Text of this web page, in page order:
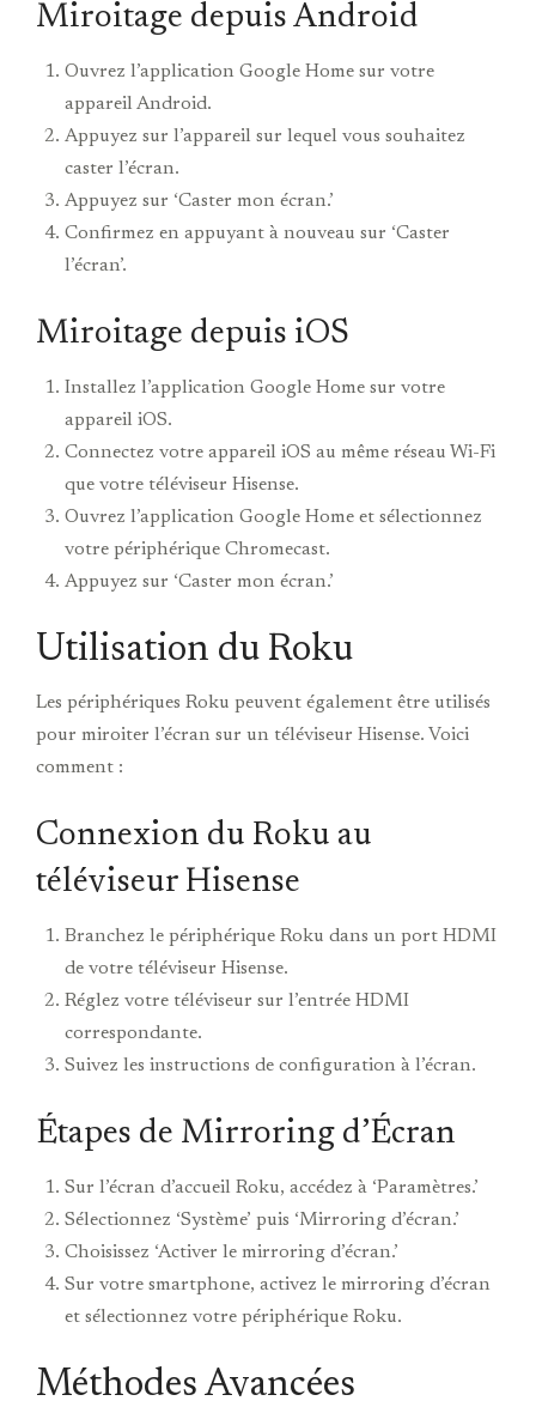
Miroitage depuis Android
Ouvrez l’application Google Home sur votre
appareil Android.
Appuyez sur l’appareil sur lequel vous souhaitez
caster l’écran.
Appuyez sur ‘Caster mon écran.’
Confirmez en appuyant à nouveau sur ‘Caster
l’écran’.
Miroitage depuis iOS
Installez l’application Google Home sur votre
appareil iOS.
Connectez votre appareil iOS au même réseau Wi-Fi
que votre téléviseur Hisense.
Ouvrez l’application Google Home et sélectionnez
votre périphérique Chromecast.
Appuyez sur ‘Caster mon écran.’
Utilisation du Roku
Les périphériques Roku peuvent également être utilisés
pour miroiter l’écran sur un téléviseur Hisense. Voici
comment :
Connexion du Roku au
téléviseur Hisense
Branchez le périphérique Roku dans un port HDMI
de votre téléviseur Hisense.
Réglez votre téléviseur sur l’entrée HDMI
correspondante.
Suivez les instructions de configuration à l’écran.
Étapes de Mirroring d’Écran
Sur l’écran d’accueil Roku, accédez à ‘Paramètres.’
Sélectionnez ‘Système’ puis ‘Mirroring d’écran.’
Choisissez ‘Activer le mirroring d’écran.’
Sur votre smartphone, activez le mirroring d’écran
et sélectionnez votre périphérique Roku.
Méthodes Avancées